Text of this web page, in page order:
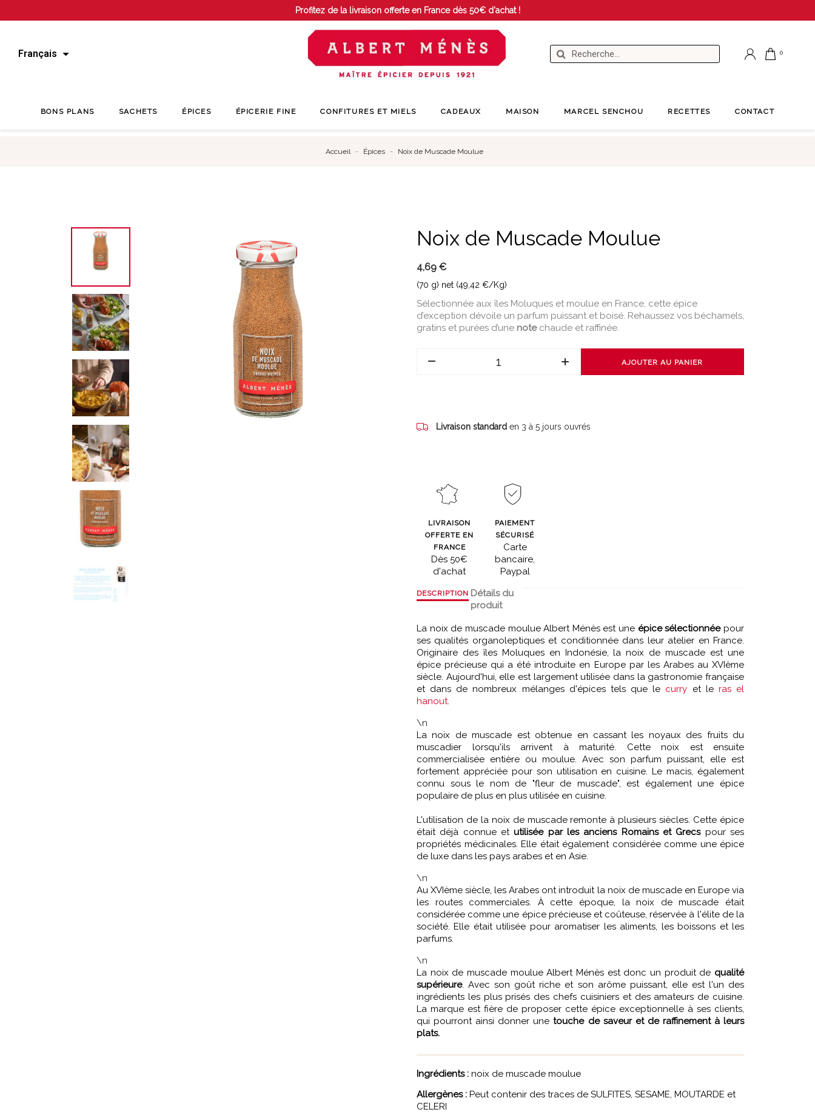
Profitez de la livraison offerte en France dès 50€ d'achat !
Français
BONS PLANS SACHETS ÉPICES ÉPICERIE FINE CONFITURES ET MIELS CADEAUX MAISON MARCEL SENCHOU RECETTES CONTACT
Accueil Épices Noix de Muscade Moulue
Noix de Muscade Moulue
4,69 €
(70 g) net (49,42 €/Kg)
Sélectionnée aux îles Moluques et moulue en France, cette épice
d’exception dévoile un parfum puissant et boisé. Rehaussez vos béchamels,
gratins et purées d’une notechaude et raffinée.
AJOUTER AU PANIER
Livraison standard en 3 à 5 jours ouvrés
LIVRAISON
OFFERTE EN
FRANCE
Dès 50€
d'achat
PAIEMENT
SÉCURISÉ
Carte
bancaire,
Paypal
DESCRIPTION Détails du
produit
La noix de muscade moulue Albert Ménès est une épice sélectionnéepour
ses qualités organoleptiques et conditionnée dans leur atelier en France.
Originaire des îles Moluques en Indonésie, la noix de muscade est une
épice précieuse qui a été introduite en Europe par les Arabes au XVIème
siècle. Aujourd'hui, elle est largement utilisée dans la gastronomie française
et dans de nombreux mélanges d'épices tels que le curry et le ras el
hanout.
\n
La noix de muscade est obtenue en cassant les noyaux des fruits du
muscadier lorsqu'ils arrivent à maturité. Cette noix est ensuite
commercialisée entière ou moulue. Avec son parfum puissant, elle est
fortement appréciée pour son utilisation en cuisine. Le macis, également
connu sous le nom de "fleur de muscade", est également une épice
populaire de plus en plus utilisée en cuisine.
L'utilisation de la noix de muscade remonte à plusieurs siècles. Cette épice
était déjà connue etutilisée par les anciens Romains et Grecspour ses
propriétés médicinales. Elle était également considérée comme une épice
de luxe dans les pays arabes et en Asie.
\n
Au XVIème siècle, les Arabes ont introduit la noix de muscade en Europe via
les routes commerciales. À cette époque, la noix de muscade était
considérée comme une épice précieuse et coûteuse, réservée à l'élite de la
société. Elle était utilisée pour aromatiser les aliments, les boissons et les
parfums.
\n
La noix de muscade moulue Albert Ménès est donc un produit de qualité
supérieure. Avec son goût riche et son arôme puissant, elle est l'un des
ingrédients les plus prisés des chefs cuisiniers et des amateurs de cuisine.
La marque est fière de proposer cette épice exceptionnelle à ses clients,
qui pourront ainsi donner unetouche de saveur et de raffinement à leurs
plats.
Ingrédients : noix de muscade moulue
Allergènes : Peut contenir des traces de SULFITES, SESAME, MOUTARDE et
CELERI